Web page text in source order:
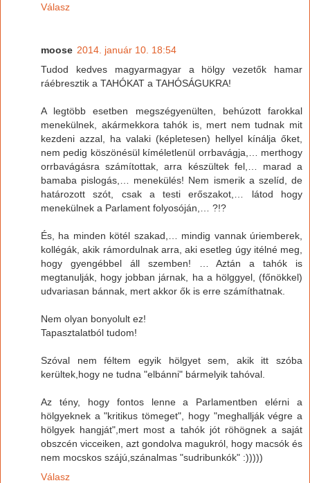
Válasz
moose 2014. január 10. 18:54
Tudod kedves magyarmagyar a hölgy vezetők hamar
ráébresztik a TAHÓKAT a TAHÓSÁGUKRA!
A legtöbb esetben megszégyenülten, behúzott farokkal
menekülnek, akármekkora tahók is, mert nem tudnak mit
kezdeni azzal, ha valaki (képletesen) hellyel kínálja őket,
nem pedig köszönésül kíméletlenül orrbavágja,… merthogy
orrbavágásra számítottak, arra készültek fel,… marad a
bamaba pislogás,… menekülés! Nem ismerik a szelíd, de
határozott szót, csak a testi erőszakot,… látod hogy
menekülnek a Parlament folyosóján,… ?!?
És, ha minden kötél szakad,… mindig vannak úriemberek,
kollégák, akik rámordulnak arra, aki esetleg úgy itélné meg,
hogy gyengébbel áll szemben! … Aztán a tahók is
megtanulják, hogy jobban járnak, ha a hölggyel, (főnökkel)
udvariasan bánnak, mert akkor ők is erre számíthatnak.
Nem olyan bonyolult ez!
Tapasztalatból tudom!
Szóval nem féltem egyik hölgyet sem, akik itt szóba
kerültek,hogy ne tudna "elbánni" bármelyik tahóval.
Az tény, hogy fontos lenne a Parlamentben elérni a
hölgyeknek a "kritikus tömeget", hogy "meghallják végre a
hölgyek hangját",mert most a tahók jót röhögnek a saját
obszcén vicceiken, azt gondolva magukról, hogy macsók és
nem mocskos szájú,szánalmas "sudribunkók" :)))))
Válasz